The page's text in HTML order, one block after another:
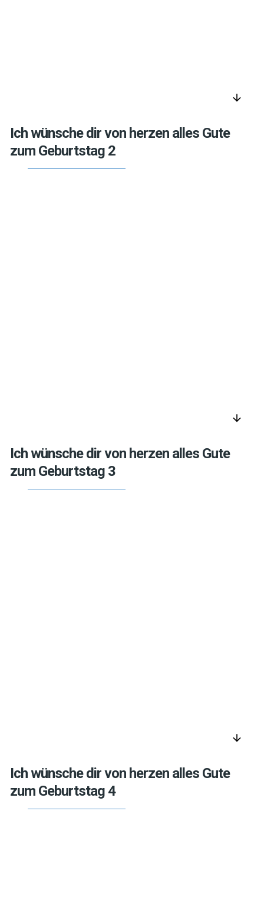
arrow_downward
Ich wünsche dir von herzen alles Gute
zum Geburtstag 2
arrow_downward
Ich wünsche dir von herzen alles Gute
zum Geburtstag 3
arrow_downward
Ich wünsche dir von herzen alles Gute
zum Geburtstag 4